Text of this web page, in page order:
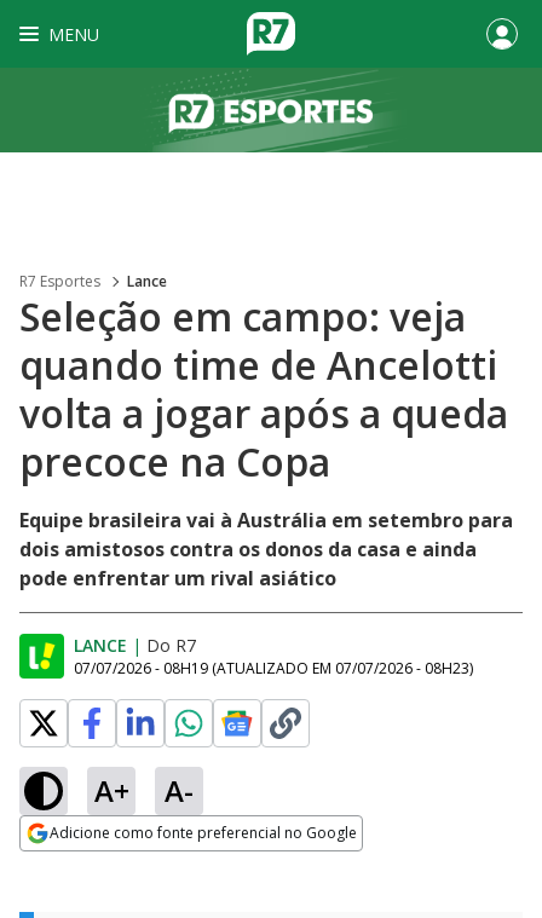
MENU
R7 Esportes Lance
Seleção em campo: veja
quando time de Ancelotti
volta a jogar após a queda
precoce na Copa
Equipe brasileira vai à Austrália em setembro para
dois amistosos contra os donos da casa e ainda
pode enfrentar um rival asiático
LANCE | Do R7
07/07/2026 - 08H19 (ATUALIZADO EM 07/07/2026 - 08H23)
A+ A-
Adicione como fonte preferencial no Google